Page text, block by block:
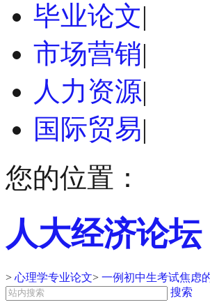
毕业论文|
市场营销|
人力资源|
国际贸易|
您的位置：
人大经济论坛
> 心理学专业论文> 一例初中生考试焦虑
搜索